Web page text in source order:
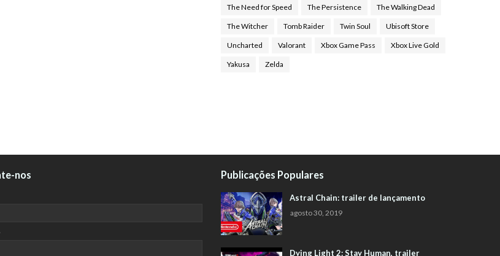
The Need for Speed The Persistence The Walking Dead
The Witcher Tomb Raider Twin Soul Ubisoft Store
Uncharted Valorant Xbox Game Pass Xbox Live Gold
Yakusa Zelda
nos Publicações Populares
Astral Chain: trailer de lançamento
agosto 30, 2019
Dying Light 2: Stay Human, trailer